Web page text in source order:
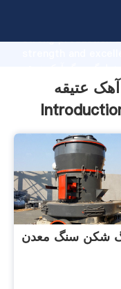
strong production
bring values to all
عتیقه
شکن سنگ معدن